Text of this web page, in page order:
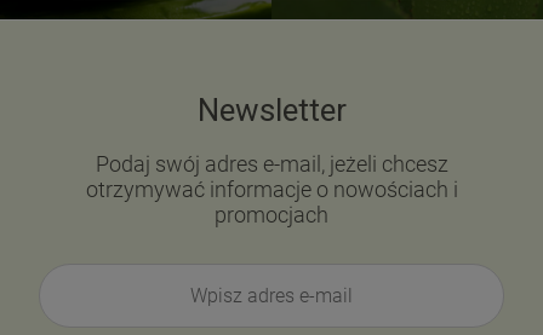
Newsletter
Podaj swój adres e-mail, jeżeli chcesz
otrzymywać informacje o nowościach i
promocjach